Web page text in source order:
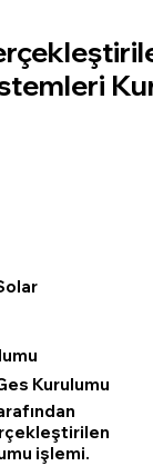
Kurulumu
işlemi.